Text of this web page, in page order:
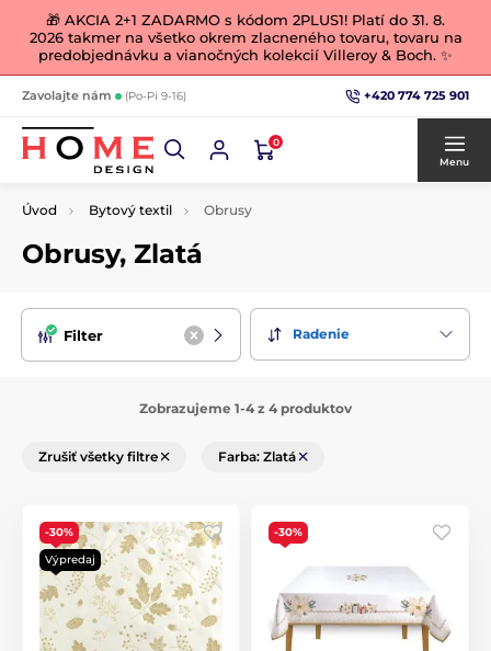
🎁 AKCIA 2+1 ZADARMO s kódom 2PLUS1! Platí do 31. 8.
2026 takmer na všetko okrem zlacneného tovaru, tovaru na
predobjednávku a vianočných kolekcií Villeroy & Boch. ✨
Zavolajte nám (Po-Pi 9-16) +420 774 725 901
0
Menu
Úvod Bytový textil Obrusy
Obrusy, Zlatá
Filter Radenie
Zobrazujeme 1-4 z 4 produktov
Zrušiť všetky filtre Farba: Zlatá
-30%
Výpredaj
-30%